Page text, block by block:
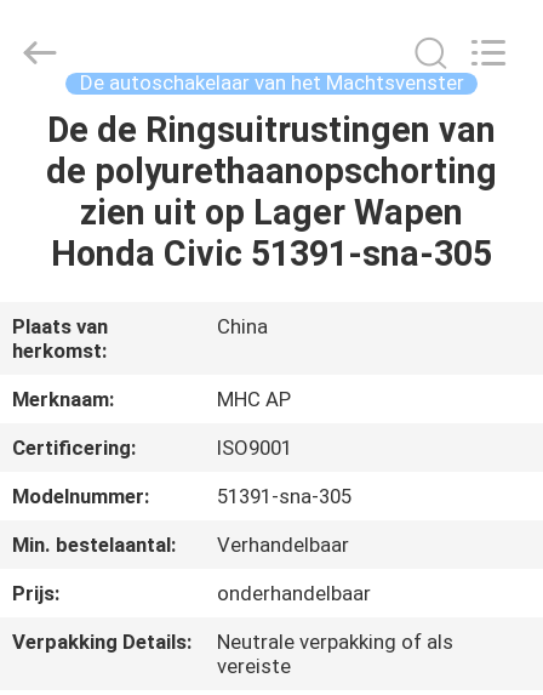
HUIS
PRODUCTEN
ONS
FABRIEKSREIS
KWALITEITSCONTROLE
NEEM
CONTACT
OP
Limited.
De autoschakelaar van het Machtsvenster
De de Ringsuitrustingen van
de polyurethaanopschorting
zien uit op Lager Wapen
Honda Civic 51391-sna-305
Plaats van
herkomst:
China
Merknaam:
MHC AP
Certificering:
ISO9001
Modelnummer:
51391-sna-305
Min. bestelaantal:
Verhandelbaar
Prijs:
onderhandelbaar
Verpakking Details:
Neutrale verpakking of als
vereiste